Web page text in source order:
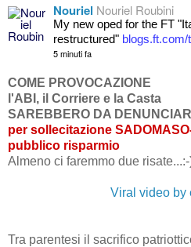
Nouriel Nouriel Roubini
My new oped for the FT
restructured"
5 minuti fa
COME PROVOCAZIONE
l'ABI, il Corriere e la Casta
SAREBBERO DA
per sollecitazione
pubblico risparmio
Almeno ci faremmo due
Viral video by
Tra parentesi il sacrifico